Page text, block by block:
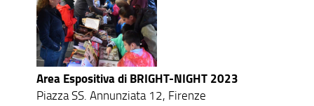
Area Espositiva di BRIGHT-NIGHT 2023
Piazza SS. Annunziata 12, Firenze